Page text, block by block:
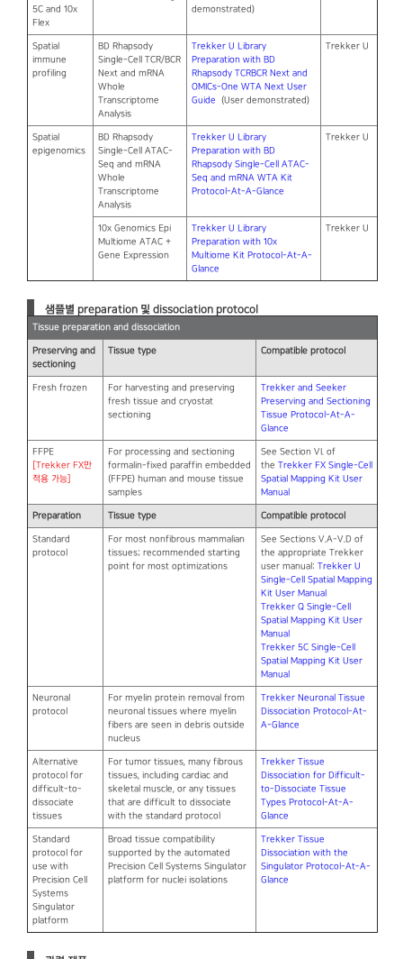
5C and 10x
Flex
demonstrated)
Spatial
immune
profiling
BD Rhapsody
Single-Cell TCR/BCR
Next and mRNA
Whole
Transcriptome
Analysis
Trekker U Library
Preparation with BD
Rhapsody TCRBCR Next and
OMICs-One WTA Next User
Guide
(User demonstrated)
Trekker U
Spatial
epigenomics
BD Rhapsody
Single-Cell ATAC-
Seq and mRNA
Whole
Transcriptome
Analysis
Trekker U Library
Preparation with BD
Rhapsody Single-Cell ATAC-
Seq and mRNA WTA Kit
Protocol-At-A-Glance
Trekker U
10x Genomics Epi
Multiome ATAC +
Gene Expression
Trekker U Library
Preparation with 10x
Multiome Kit Protocol-At-A-
Glance
Trekker U
샘플별 preparation 및 dissociation protocol
Tissue preparation and dissociation
Preserving and
sectioning
Tissue type Compatible protocol
Fresh frozen
For harvesting and preserving
fresh tissue and cryostat
sectioning
Trekker and Seeker
Preserving and Sectioning
Tissue Protocol-At-A-
Glance
FFPE
[Trekker FX만
적용 가능]
For processing and sectioning
formalin-fixed paraffin embedded
(FFPE) human and mouse tissue
samples
See Section VI. of
the Trekker FX Single-Cell
Spatial Mapping Kit User
Manual
Preparation Tissue type Compatible protocol
Standard
protocol
For most nonfibrous mammalian
tissues; recommended starting
point for most optimizations
See Sections V.A-V.D of
the appropriate Trekker
user manual: Trekker U
Single-Cell Spatial Mapping
Kit User Manual
Trekker Q Single-Cell
Spatial Mapping Kit User
Manual
Trekker 5C Single-Cell
Spatial Mapping Kit User
Manual
Neuronal
protocol
For myelin protein removal from
neuronal tissues where myelin
fibers are seen in debris outside
nucleus
Trekker Neuronal Tissue
Dissociation Protocol-At-
A-Glance
Alternative
protocol for
difficult-to-
dissociate
tissues
For tumor tissues, many fibrous
tissues, including cardiac and
skeletal muscle, or any tissues
that are difficult to dissociate
with the standard protocol
Trekker Tissue
Dissociation for Difficult-
to-Dissociate Tissue
Types Protocol-At-A-
Glance
Standard
protocol for
use with
Precision Cell
Systems
Singulator
platform
Broad tissue compatibility
supported by the automated
Precision Cell Systems Singulator
platform for nuclei isolations
Trekker Tissue
Dissociation with the
Singulator Protocol-At-A-
Glance